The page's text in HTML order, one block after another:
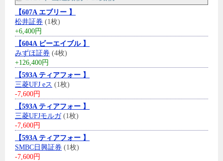
【607A エブリー 】
松井証券 (1枚)
+6,400円
【604A ビーエイブル 】
みずほ証券 (4枚)
+126,400円
【593A ティアフォー 】
三菱UFJ eス (1枚)
-7,600円
【593A ティアフォー 】
三菱UFJモルガ(1枚)
-7,600円
【593A ティアフォー 】
SMBC日興証券 (1枚)
-7,600円